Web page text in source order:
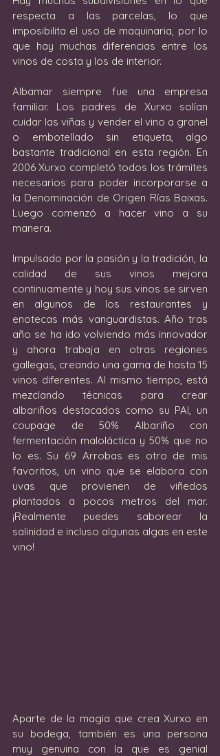
respecta a las parcelas, lo que
imposibilita el uso de maquinaria, por lo
que hay muchas diferencias entre los
vinos de costa y los de interior.
Albamar siempre fue una empresa
familiar. Los padres de Xurxo solían
cuidar las viñas y vender el vino a granel
o embotellado sin etiqueta, algo
bastante tradicional en esta región. En
2006 Xurxo completó todos los trámites
necesarios para poder incorporarse a
la Denominación de Origen Rías Baixas.
Luego comenzó a hacer vino a su
manera.
Impulsado por la pasión y la tradición, la
calidad de sus vinos mejora
continuamente y hoy sus vinos se sirven
en algunos de los restaurantes y
enotecas más vanguardistas. Año tras
año se ha ido volviendo más innovador
y ahora trabaja en otras regiones
gallegas, creando una gama de hasta 15
vinos diferentes. Al mismo tiempo, está
mezclando técnicas para crear
albariños destacados como su PAI, un
coupage de 50% Albariño con
fermentación maloláctica y 50% que no
lo es. Su 69 Arrobas es otro de mis
favoritos, un vino que se elabora con
uvas que provienen de viñedos
plantados a pocos metros del mar.
¡Realmente puedes saborear la
salinidad e incluso algunas algas en este
vino!
Aparte de la magia que crea Xurxo en
su bodega, también es una persona
muy genuina con la que es genial